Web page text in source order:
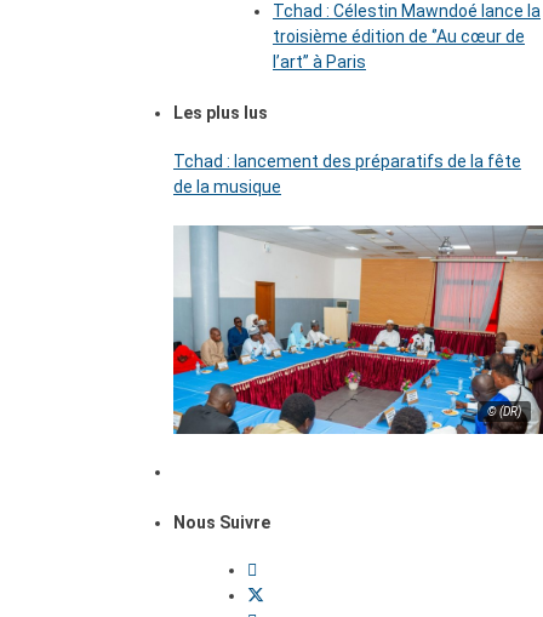
Tchad : Célestin Mawndoé lance la
troisième édition de ‘’Au cœur de
l’art’’ à Paris
Les plus lus
Tchad : lancement des préparatifs de la fête
de la musique
© (DR)
Nous Suivre